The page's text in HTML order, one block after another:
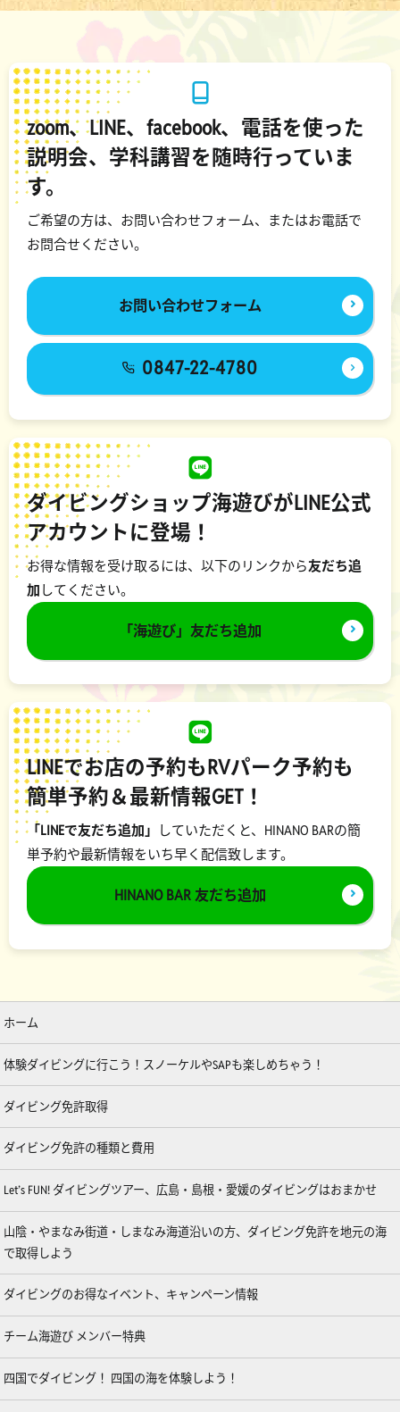
zoom、LINE、facebook、電話を使った
説明会、学科講習を随時行っていま
す。
ご希望の方は、お問い合わせフォーム、またはお電話で
お問合せください。
お問い合わせフォーム
0847-22-4780
ダイビングショップ海遊びがLINE公式
アカウントに登場！
お得な情報を受け取るには、以下のリンクから友だち追
加 してください。
「海遊び」友だち追加
LINEでお店の予約もRVパーク予約も
簡単予約＆最新情報GET！
「LINEで友だち追加」
していただくと、HINANO BARの簡
単予約や最新情報をいち早く配信致します。
HINANO BAR 友だち追加
ホーム
体験ダイビングに行こう！スノーケルやSAPも楽しめちゃう！
ダイビング免許取得
ダイビング免許の種類と費用
Let’s FUN! ダイビングツアー、広島・島根・愛媛のダイビングはおまかせ
山陰・やまなみ街道・しまなみ海道沿いの方、ダイビング免許を地元の海
で取得しよう
ダイビングのお得なイベント、キャンペーン情報
チーム海遊び メンバー特典
四国でダイビング！ 四国の海を体験しよう！